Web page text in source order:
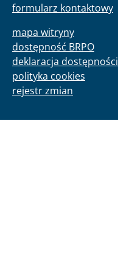
formularz kontaktowy
mapa witryny
dostępność BRPO
deklaracja dostępności
polityka cookies
rejestr zmian